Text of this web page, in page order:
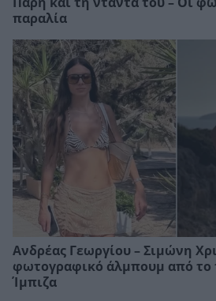
παραλία
Ανδρέας Γεωργίου – Σιμώνη
φωτογραφικό άλμπουμ από το
Ίμπιζα